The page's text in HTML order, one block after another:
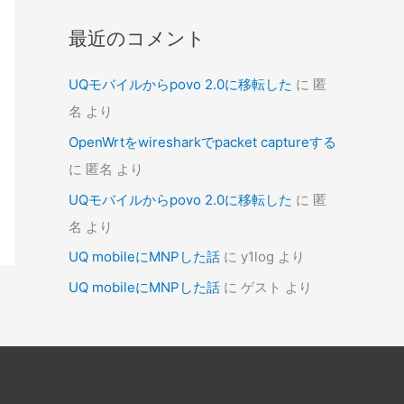
最近のコメント
UQモバイルからpovo 2.0に移転した に 匿
名 より
OpenWrtをwiresharkでpacket captureする
に 匿名 より
UQモバイルからpovo 2.0に移転した に 匿
名 より
UQ mobileにMNPした話 に y1log より
UQ mobileにMNPした話 に ゲスト より